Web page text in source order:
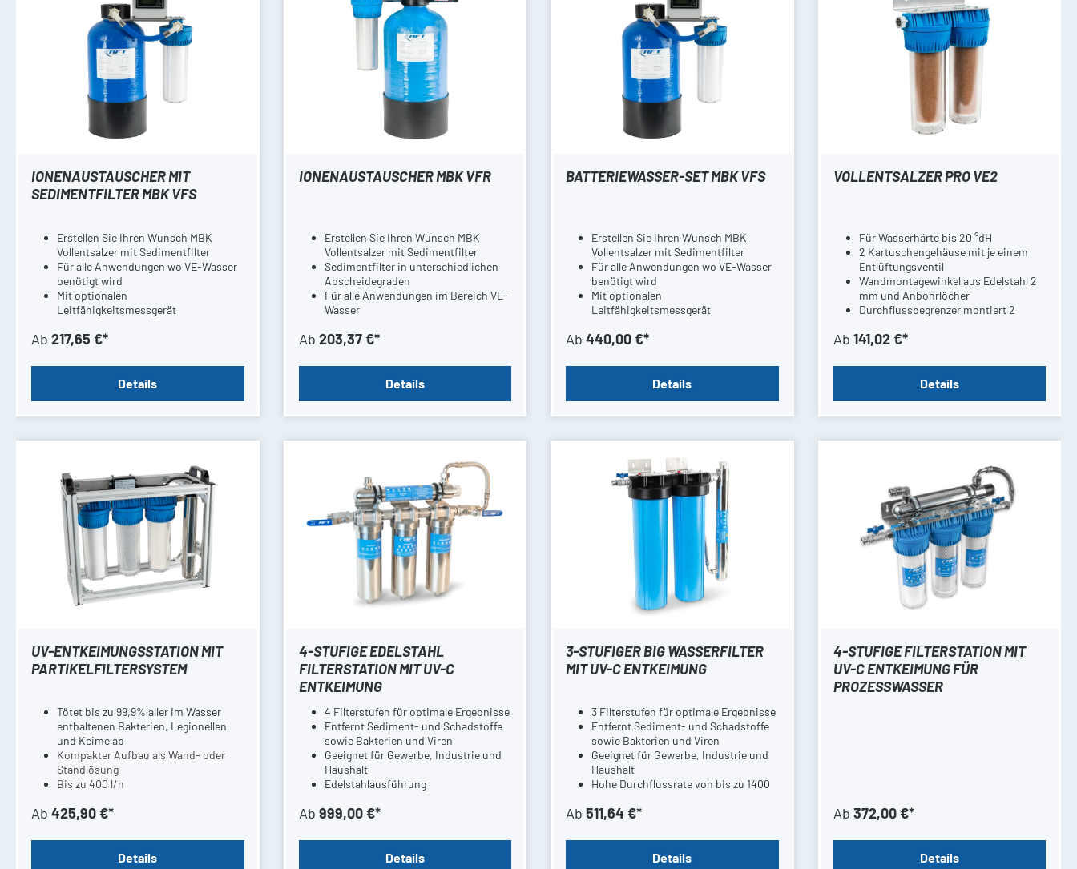
IONENAUSTAUSCHER MIT
SEDIMENTFILTER MBK VFS
Erstellen Sie Ihren Wunsch MBK
Vollentsalzer mit Sedimentfilter
Für alle Anwendungen wo VE-Wasser
benötigt wird
Mit optionalen
Leitfähigkeitsmessgerät
Ab 217,65 €*
Details
IONENAUSTAUSCHER MBK VFR
Erstellen Sie Ihren Wunsch MBK
Vollentsalzer mit Sedimentfilter
Sedimentfilter in unterschiedlichen
Abscheidegraden
Für alle Anwendungen im Bereich VE-
Wasser
Leitfähigkeitsmessgerät
Ab 203,37 €*
Details
BATTERIEWASSER-SET MBK VFS
Erstellen Sie Ihren Wunsch MBK
Vollentsalzer mit Sedimentfilter
Für alle Anwendungen wo VE-Wasser
benötigt wird
Mit optionalen
Leitfähigkeitsmessgerät
Ab 440,00 €*
Details
VOLLENTSALZER PRO VE2
Für Wasserhärte bis 20 °dH
2 Kartuschengehäuse mit je einem
Entlüftungsventil
Wandmontagewinkel aus Edelstahl 2
mm und Anbohrlöcher
Durchflussbegrenzer montiert 2
(optional)
Ab 141,02 €*
Details
UV-ENTKEIMUNGSSTATION MIT
PARTIKELFILTERSYSTEM
Tötet bis zu 99,9% aller im Wasser
enthaltenen Bakterien, Legionellen
und Keime ab
Kompakter Aufbau als Wand- oder
Standlösung
Bis zu 400 l/h
Ab 425,90 €*
Details
4-STUFIGE EDELSTAHL
FILTERSTATION MIT UV-C
ENTKEIMUNG
4 Filterstufen für optimale Ergebnisse
Entfernt Sediment- und Schadstoffe
sowie Bakterien und Viren
Geeignet für Gewerbe, Industrie und
Haushalt
Edelstahlausführung
Ab 999,00 €*
Details
3-STUFIGER BIG WASSERFILTER
MIT UV-C ENTKEIMUNG
3 Filterstufen für optimale Ergebnisse
Entfernt Sediment- und Schadstoffe
sowie Bakterien und Viren
Geeignet für Gewerbe, Industrie und
Haushalt
Hohe Durchflussrate von bis zu 1400
Ab 511,64 €*
Details
4-STUFIGE FILTERSTATION MIT
UV-C ENTKEIMUNG FÜR
PROZESSWASSER
Ab 372,00 €*
Details